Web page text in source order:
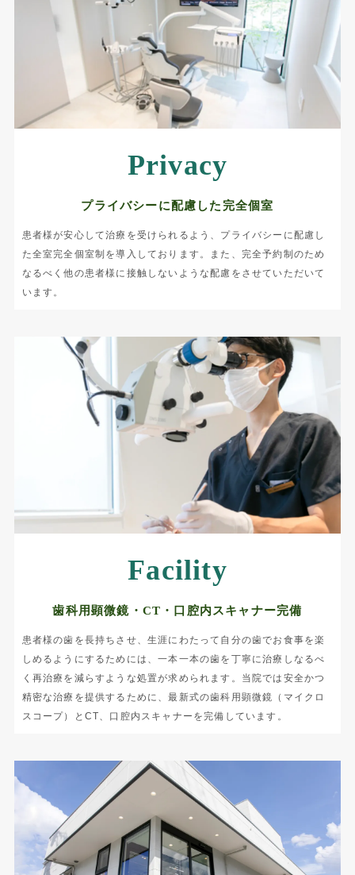
Privacy
プライバシーに配慮した完全個室
患者様が安心して治療を受けられるよう、プライバシーに配慮し
た全室完全個室制を導入しております。また、完全予約制のため
なるべく他の患者様に接触しないような配慮をさせていただいて
います。
Facility
歯科用顕微鏡・CT・口腔内スキャナー完備
患者様の歯を長持ちさせ、生涯にわたって自分の歯でお食事を楽
しめるようにするためには、一本一本の歯を丁寧に治療しなるべ
く再治療を減らすような処置が求められます。当院では 安全かつ
精密な治療を提供するために 、最新式の歯科用顕微鏡（マイクロ
スコープ）とCT、口腔内スキャナーを完備しています。